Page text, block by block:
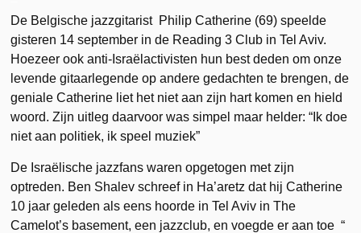
De Belgische jazzgitarist Philip Catherine (69) speelde
gisteren 14 september in de Reading 3 Club in Tel Aviv.
Hoezeer ook anti-Israëlactivisten hun best deden om onze
levende gitaarlegende op andere gedachten te brengen, de
geniale Catherine liet het niet aan zijn hart komen en hield
woord. Zijn uitleg daarvoor was simpel maar helder: “Ik doe
niet aan politiek, ik speel muziek”
De Israëlische jazzfans waren opgetogen met zijn
optreden. Ben Shalev schreef in Ha’aretz dat hij Catherine
10 jaar geleden als eens hoorde in Tel Aviv in The
Camelot’s basement, een jazzclub, en voegde er aan toe “